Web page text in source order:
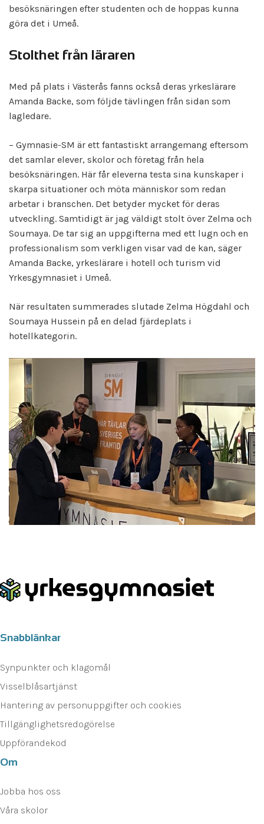
besöksnäringen efter studenten och de hoppas kunna
göra det i Umeå.
Stolthet från läraren
Med på plats i Västerås fanns också deras yrkeslärare
Amanda Backe, som följde tävlingen från sidan som
lagledare.
– Gymnasie-SM är ett fantastiskt arrangemang eftersom
det samlar elever, skolor och företag från hela
besöksnäringen. Här får eleverna testa sina kunskaper i
skarpa situationer och möta människor som redan
arbetar i branschen. Det betyder mycket för deras
utveckling. Samtidigt är jag väldigt stolt över Zelma och
Soumaya. De tar sig an uppgifterna med ett lugn och en
professionalism som verkligen visar vad de kan, säger
Amanda Backe, yrkeslärare i hotell och turism vid
Yrkesgymnasiet i Umeå.
När resultaten summerades slutade Zelma Högdahl och
Soumaya Hussein på en delad fjärdeplats i
hotellkategorin.
Snabblänkar
Synpunkter och klagomål
Visselblåsartjänst
Hantering av personuppgifter och cookies
Tillgänglighetsredogörelse
Uppförandekod
Om
Jobba hos oss
Våra skolor